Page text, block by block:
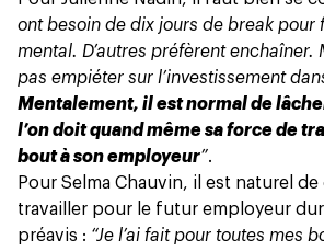
ont besoin de dix jours de break pour
mental. D’autres préfèrent enchaîner.
pas empiéter sur l’investissement
Mentalement, il est normal de
l’on doit quand même sa force de
bout à son employeur”.
Pour Selma Chauvin, il est naturel
travailler pour le futur employeur
préavis : “Je l’ai fait pour toutes mes